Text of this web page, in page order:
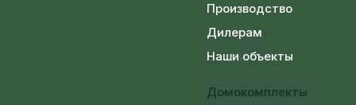
Производство
Дилерам
Наши объекты
Домокомплекты